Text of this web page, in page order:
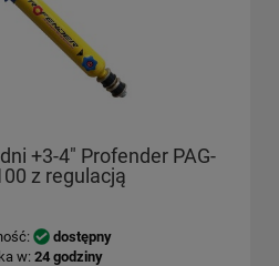
+3-4" Profender PAG-
z regulacją
dostępny
w: 24 godziny